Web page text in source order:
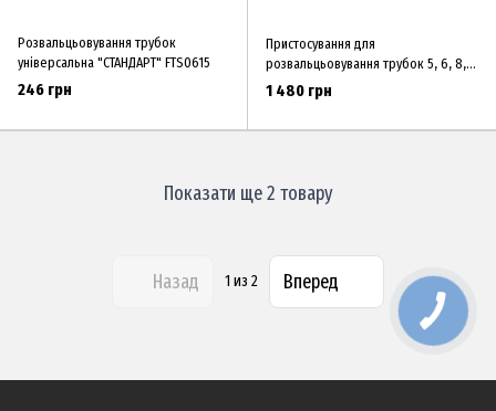
Розвальцьовування трубок
універсальна "СТАНДАРТ" FTS0615
246 грн
Пристосування для
розвальцьовування трубок 5, 6, 8,
10, 12, 14, 16 мм (ХЗСО) UFT0202
1 480 грн
Показати ще 2 товару
Назад 1 из 2 Вперед